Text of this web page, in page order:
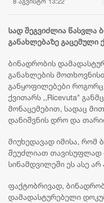
მიხედვით
სად შეგვიძლია წასვლა
განახლებაზე გაცემული
ბინადრობის
განახლების
განყოფილებები
ქვითარს ,,Ricevuta"
მონაცემებით, სადაც
დანიშვნის დრო და
მიუხედავად იმისა, რომ
შეუძლიათ თავისუფლად
სინამდვილეში ეს ასე არ
ფაქტობრივად,
დამადასტურებელი